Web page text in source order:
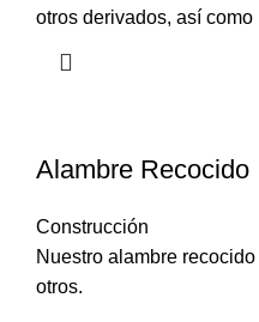
otros derivados, así
Alambre Recocido
Construcción
Nuestro alambre
otros.